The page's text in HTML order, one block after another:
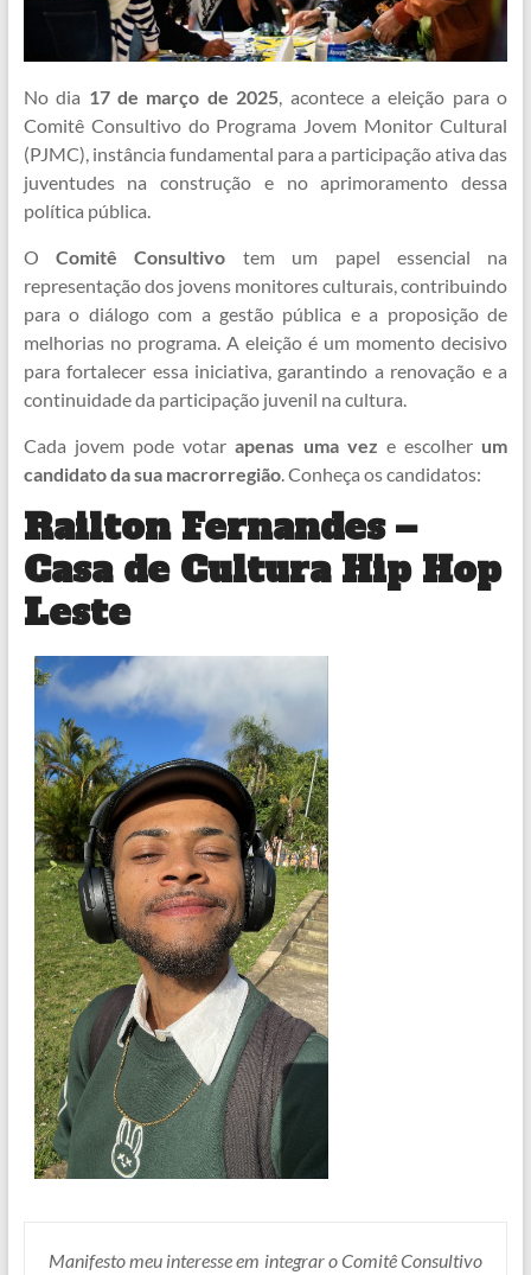
No dia 17 de março de 2025, acontece a eleição para o
Comitê Consultivo do Programa Jovem Monitor Cultural
(PJMC), instância fundamental para a participação ativa das
juventudes na construção e no aprimoramento dessa
política pública.
OComitê Consultivo tem um papel essencial na
representação dos jovens monitores culturais, contribuindo
para o diálogo com a gestão pública e a proposição de
melhorias no programa. A eleição é um momento decisivo
para fortalecer essa iniciativa, garantindo a renovação e a
continuidade da participação juvenil na cultura.
Cada jovem pode votarapenas uma vez e escolher um
candidato da sua macrorregião. Conheça os candidatos:
Railton Fernandes –
Casa de Cultura Hip Hop
Leste
Manifesto meu interesse em integrar o Comitê Consultivo